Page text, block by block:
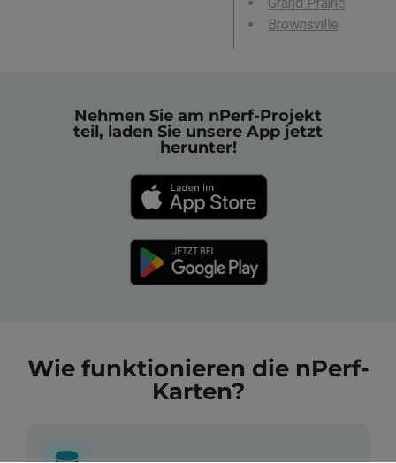
Brownsville
Nehmen Sie am nPerf-Projekt
teil, laden Sie unsere App jetzt
herunter!
Wie funktionieren die nPerf-
Karten?